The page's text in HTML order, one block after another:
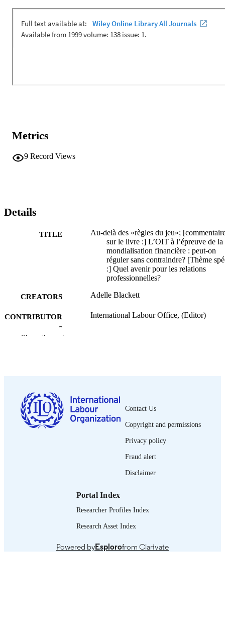
Metrics
9 Record Views
Details
TITLE
Au-delà des «règles du jeu»;
sur le livre :] L’OIT à l’épreuve de la
mondialisation financière : peut-on
réguler sans contraindre? [Thème
:] Quel avenir pour les relations
professionnelles?
CREATORS Adelle Blackett
CONTRIBUTOR
S
International Labour Office, (Editor)
DATE
PUBLISHED
2015
9121.2015.00238.X
journal article
Show the rest
Contact Us
Copyright and permissions
Privacy policy
Fraud alert
Disclaimer
Portal Index
Researcher Profiles Index
Research Asset Index
Powered byEsplorofrom Clarivate